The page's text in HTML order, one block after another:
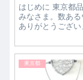
はじめに 東京都
みなさま。数あ
ありがとうござ
東京都